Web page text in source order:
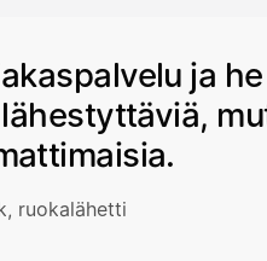
ja
ruokalähetti